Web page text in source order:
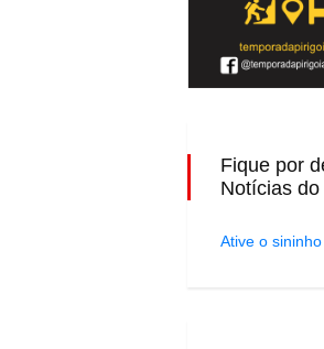
Fique por
Notícias
Ative o sininho